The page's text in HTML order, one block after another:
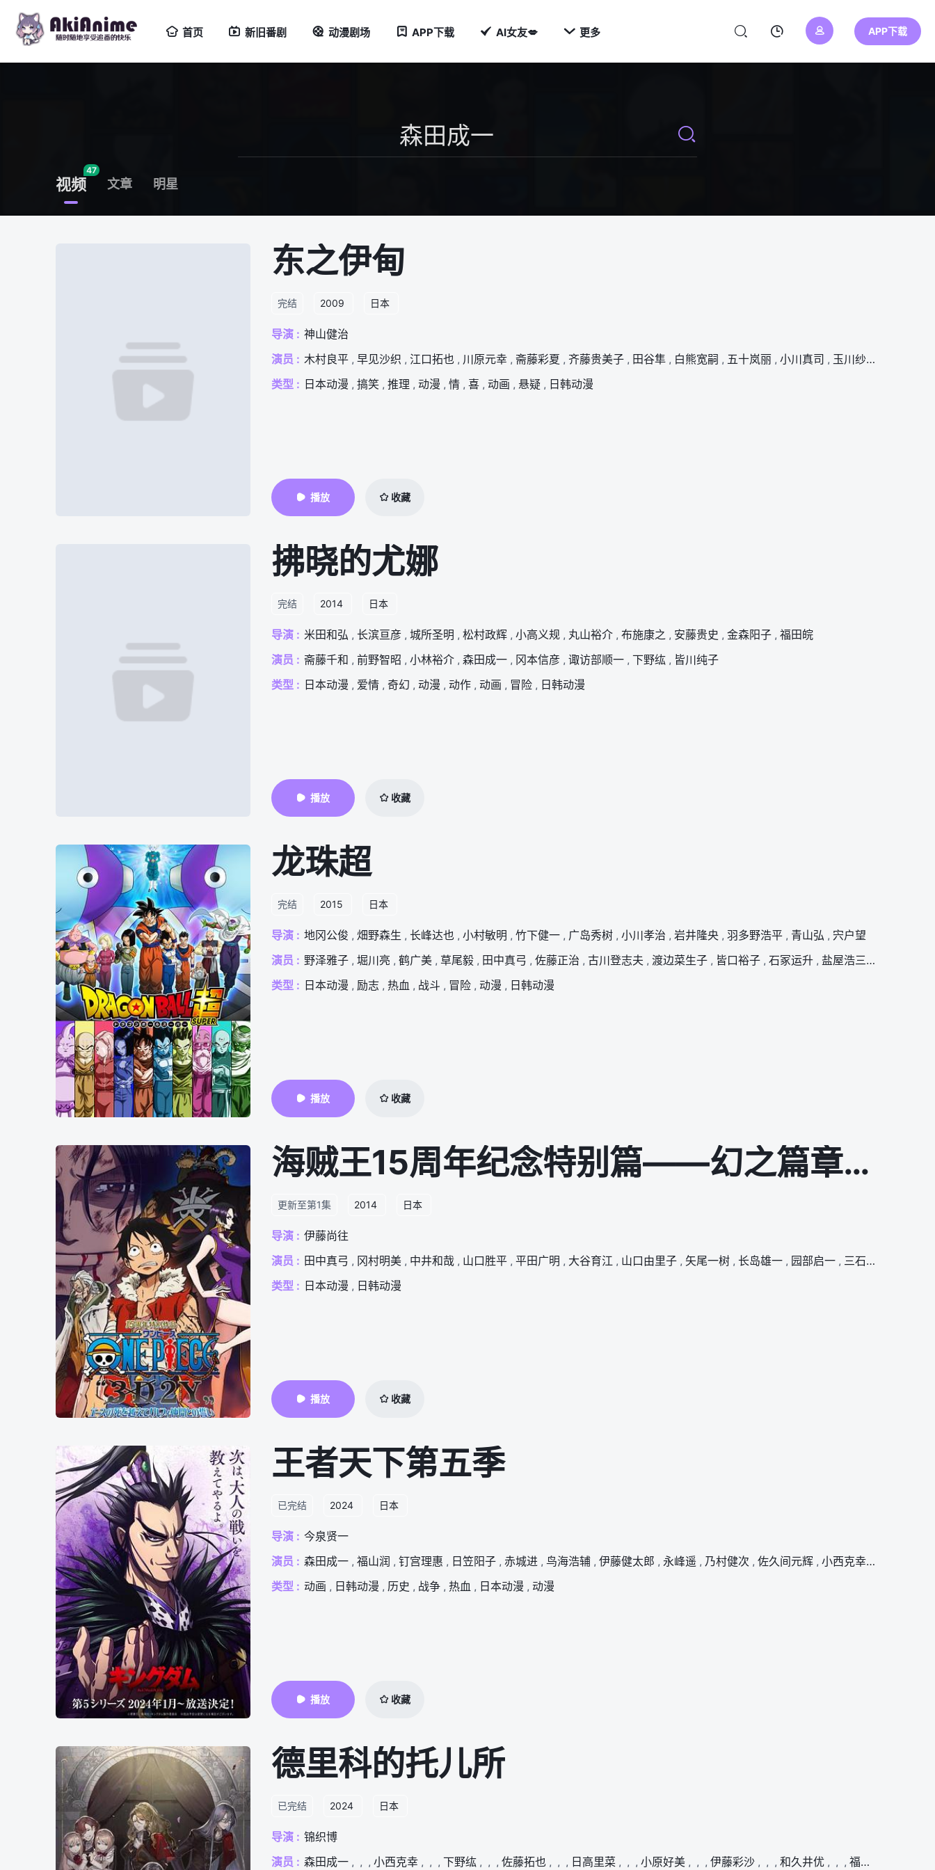
首页 新旧番剧 动漫剧场 APP下载 AI女友💋  更多 APP下载
视频
47
文章 明星
东之伊甸
完结 2009 日本
导演 : 神山健治
演员 : 木村良平 , 早见沙织 , 江口拓也 , 川原元幸 , 斋藤彩夏 , 齐藤贵美子 , 田谷隼 , 白熊宽嗣 , 五十岚丽 , 小川真司 , 玉川纱己子
类型 : 日本动漫 , 搞笑 , 推理 , 动漫 , 情 , 喜 , 动画 , 悬疑 , 日韩动漫
播放 收藏
拂晓的尤娜
完结 2014 日本
导演 : 米田和弘 , 长滨亘彦 , 城所圣明 , 松村政辉 , 小高义规 , 丸山裕介 , 布施康之 , 安藤贵史 , 金森阳子 , 福田皖
演员 : 斋藤千和 , 前野智昭 , 小林裕介 , 森田成一 , 冈本信彦 , 诹访部顺一 , 下野纮 , 皆川纯子
类型 : 日本动漫 , 爱情 , 奇幻 , 动漫 , 动作 , 动画 , 冒险 , 日韩动漫
播放 收藏
龙珠超
完结 2015 日本
导演 : 地冈公俊 , 畑野森生 , 长峰达也 , 小村敏明 , 竹下健一 , 广岛秀树 , 小川孝治 , 岩井隆央 , 羽多野浩平 , 青山弘 , 宍户望
演员 : 野泽雅子 , 堀川亮 , 鹤广美 , 草尾毅 , 田中真弓 , 佐藤正治 , 古川登志夫 , 渡边菜生子 , 皆口裕子 , 石冢运升 , 盐屋浩三 ,
类型 : 日本动漫 , 励志 , 热血 , 战斗 , 冒险 , 动漫 , 日韩动漫
播放 收藏
海贼王15周年纪念特别篇——幻之篇章「3D2Y 跨越艾斯之死！与路飞伙伴的誓言」
更新至第1集 2014 日本
导演 : 伊藤尚往
演员 : 田中真弓 , 冈村明美 , 中井和哉 , 山口胜平 , 平田广明 , 大谷育江 , 山口由里子 , 矢尾一树 , 长岛雄一 , 园部启一 , 三石琴乃
类型 : 日本动漫 , 日韩动漫
播放 收藏
王者天下第五季
已完结 2024 日本
导演 : 今泉贤一
演员 : 森田成一 , 福山润 , 钉宫理惠 , 日笠阳子 , 赤城进 , 鸟海浩辅 , 伊藤健太郎 , 永峰遥 , 乃村健次 , 佐久间元辉 , 小西克幸 ,
类型 : 动画 , 日韩动漫 , 历史 , 战争 , 热血 , 日本动漫 , 动漫
播放 收藏
德里科的托儿所
已完结 2024 日本
导演 : 锦织博
演员 : 森田成一 , , , 小西克幸 , , , 下野纮 , , , 佐藤拓也 , , , 日高里菜 , , , 小原好美 , , , 伊藤彩沙 , , , 和久井优 , , , 福沙奈恵